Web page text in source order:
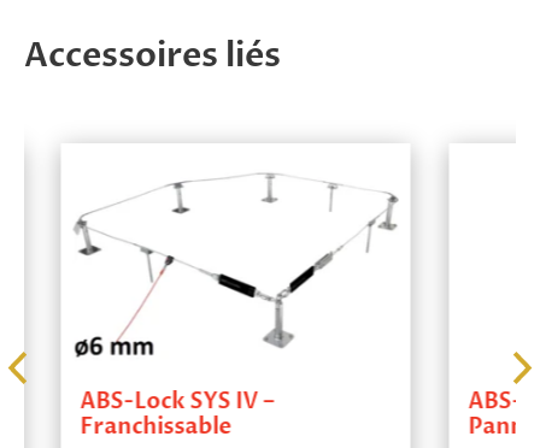
Accessoires liés
ABS-Lock SYS IV –
Franchissable
ABS-